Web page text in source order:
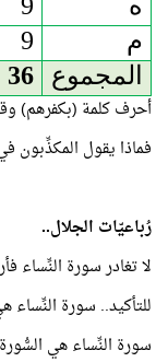
م
9
المجموع
36
أحرف كلمة (بكفرهم)
فماذا يقول المكذِّبون
رُباعيّات الجلال..
لا تغادر سورة النِّساء
للتأكيد.. سورة النِّساء
سورة النِّساء هي